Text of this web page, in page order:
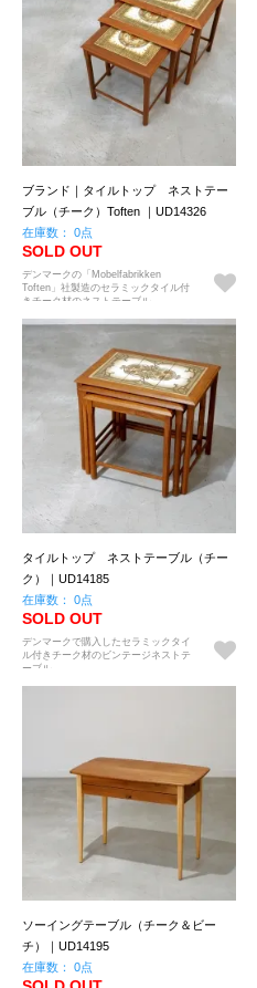
ブランド｜タイルトップ ネストテー
ブル（チーク）Toften ｜UD14326
在庫数： 0点
SOLD OUT
デンマークの「Mobelfabrikken
Toften」社製造のセラミックタイル付
きチーク材のネストテーブル。
タイルトップ ネストテーブル（チー
ク）｜UD14185
在庫数： 0点
SOLD OUT
デンマークで購入したセラミックタイ
ル付きチーク材のビンテージネストテ
ーブル。
ソーイングテーブル（チーク＆ビー
チ）｜UD14195
在庫数： 0点